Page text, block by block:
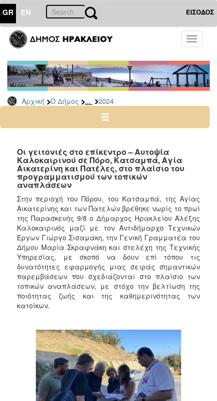
GR EN ΕΙΣΟΔΟΣ
Toggle
Αρχική Ο Δήμος ... 2024
ΔΗΜΟΣ
Δελτία
Τύπου
Αρχείο
2026
2024
2022
2021
2020
2019
2018
2017
2016
2015
2013
2012
2011
2006
Οι γειτονιές στο επίκεντρο – Αυτοψία
Καλοκαιρινού σε Πόρο, Κατσαμπά, Αγία
Αικατερίνη και Πατέλες, στο πλαίσιο του
προγραμματισμού των τοπικών
αναπλάσεων
Στην περιοχή του Πόρου, του Κατσαμπά, της Αγίας
Αικατερίνης και των Πατελών βρέθηκε νωρίς το πρωί
της Παρασκευής 9/8 ο Δήμαρχος Ηρακλείου Αλέξης
Καλοκαιρινός μαζί με τον Αντιδήμαρχο Τεχνικών
Έργων Γιώργο Σισαμάκη, την Γενική Γραμματέα του
Δήμου Μαρία Σκραφνάκη και στελέχη της Τεχνικής
Υπηρεσίας, με σκοπό να δουν επί τόπου τις
δυνατότητες εφαρμογής μιας σειράς σημαντικών
παρεμβάσεων που σχεδιάζονται στο πλαίσιο των
τοπικών αναπλάσεων, με στόχο την βελτίωση της
ποιότητας ζωής και της καθημερινότητας των
κατοίκων.